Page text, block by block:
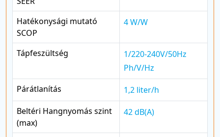
Hatékonysági mutató
SCOP
4 W/W
Tápfeszültség
1/220-240V/50Hz
Ph/V/Hz
Párátlanítás
1,2 liter/h
Beltéri Hangnyomás szint
(max)
42 dB(A)